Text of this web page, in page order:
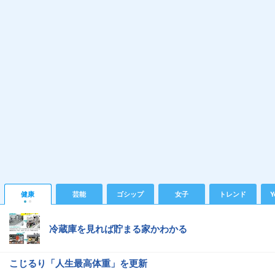
健康 芸能 ゴシップ 女子 トレンド
冷蔵庫を見れば貯まる家かわかる
こじるり「人生最高体重」を更新